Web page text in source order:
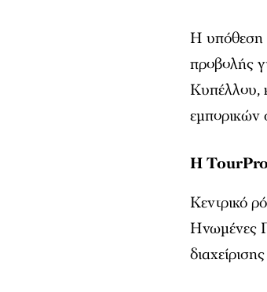
Η υπόθεση
προβολής
Κυπέλλου,
Η
Κεντρικό
Ηνωμένες